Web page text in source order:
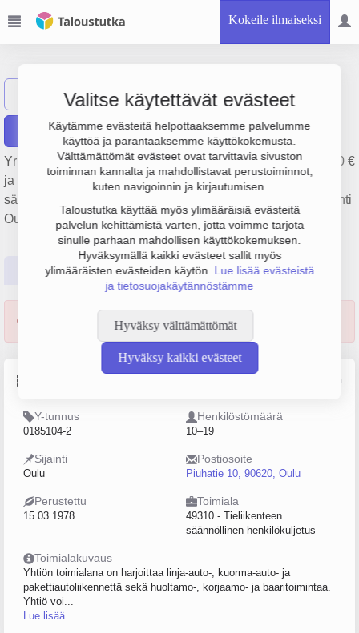
Kokeile ilmaiseksi
Valitse käytettävät evästeet
Käytämme evästeitä helpottaaksemme palvelumme
käyttöä ja parantaaksemme käyttökokemusta.
Välttämättömät evästeet ovat tarvittavia sivuston
toiminnan kannalta ja mahdollistavat perustoiminnot,
kuten navigoinnin ja kirjautumisen.
Taloustutka käyttää myös ylimääräisiä evästeitä
palvelun kehittämistä varten, jotta voimme tarjota
sinulle parhaan mahdollisen käyttökokemuksen.
Hyväksymällä kaikki evästeet sallit myös
ylimääräisten evästeiden käytön. Lue lisää evästeistä
ja tietosuojakäytännöstämme
Hyväksy välttämättömät
Hyväksy kaikki evästeet
Näytä haku V. Alamäki Oy
Raportit
Yrityksen V. Alamäki Oy liikevaihto on 1.6 milj. €, tulos 1 000 €
ja henkilöstömäärä 18. Sen päätoimiala on Tieliikenteen
säännöllinen henkilökuljetus, perustamisvuosi 1978 ja sijainti
Oulu. Yrityksen yhtiömuoto Osakeyhtiö (OY).
Perustiedot Tilinpäätösluvut Päättäjätiedot
Yrityksen toiminta lakannut 22.12.2025.
Lähde: YTJ, PRH, Traficom
Y-tunnus
0185104-2
Henkilöstömäärä
10–19
Sijainti
Oulu
Postiosoite
Piuhatie 10, 90620, Oulu
Perustettu
15.03.1978
Toimiala
49310 - Tieliikenteen
säännöllinen henkilökuljetus
Toimialakuvaus
Yhtiön toimialana on harjoittaa linja-auto-, kuorma-auto- ja
pakettiautoliikennettä sekä huoltamo-, korjaamo- ja baaritoimintaa.
Yhtiö voi...
Lue lisää